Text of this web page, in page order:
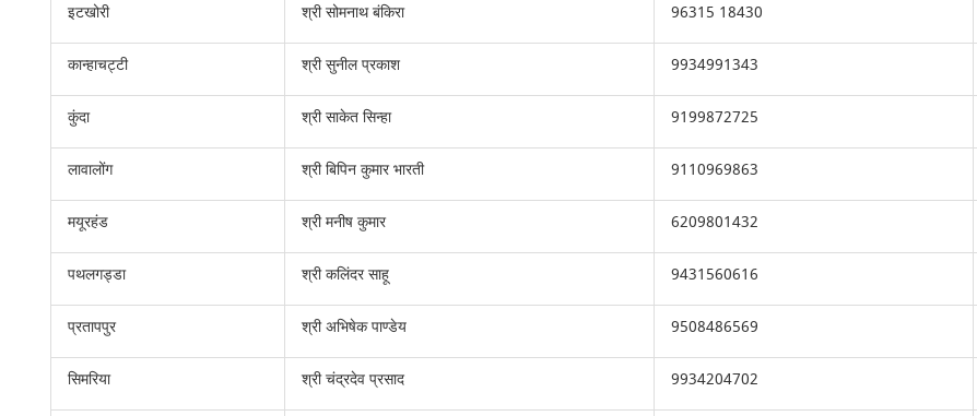
इटखोरी श्री सोमनाथ बंकिरा 96315 18430
कान्हाचट्टी श्री सुनील प्रकाश 9934991343
कुंदा श्री साकेत सिन्हा 9199872725
लावालोंग श्री बिपिन कुमार भारती 9110969863
मयूरहंड श्री मनीष कुमार 6209801432
पथलगड्डा श्री कलिंदर साहू 9431560616
प्रतापपुर श्री अभिषेक पाण्डेय 9508486569
सिमरिया श्री चंद्रदेव प्रसाद 9934204702